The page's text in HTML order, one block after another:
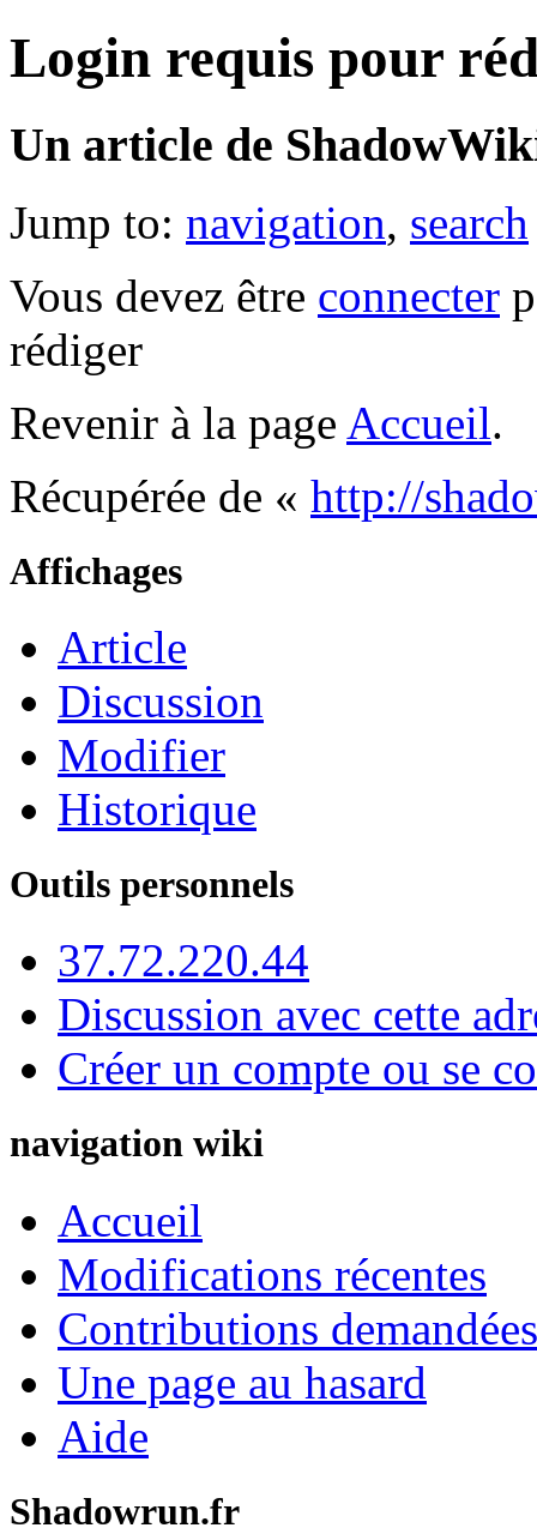
Login requis pour
Un article de
Jump to: navigation, search
Vous devez être connecter
rédiger
Revenir à la page Accueil.
Récupérée de « http://
Affichages
Article
Discussion
Modifier
Historique
Outils personnels
37.72.220.44
Discussion avec cette
Créer un compte ou se
navigation wiki
Accueil
Modifications récentes
Contributions
Une page au hasard
Aide
Shadowrun.fr